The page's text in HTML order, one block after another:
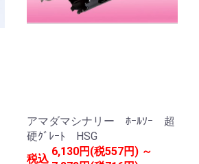
アマダマシナリー ﾎｰﾙｿｰ 超
硬ｸﾞﾚｰﾄ HSG
税込
6,130円(税557円) ～